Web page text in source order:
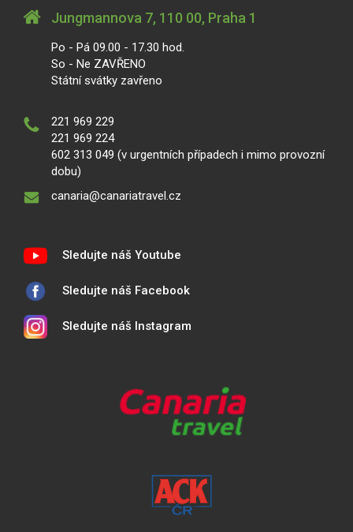
Jungmannova 7, 110 00, Praha 1
Po - Pá 09.00 - 17.30 hod.
So - Ne ZAVŘENO
Státní svátky zavřeno
221 969 229
221 969 224
602 313 049 (v urgentních případech i mimo provozní
dobu)
canaria@canariatravel.cz
Sledujte náš Youtube
Sledujte náš Facebook
Sledujte náš Instagram